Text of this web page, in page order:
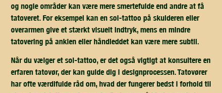
og nogle områder kan være mere smertefulde end andre at få
tatoveret. For eksempel kan en sol-tattoo på skulderen eller
overarmen give et stærkt visuelt indtryk, mens en mindre
tatovering på anklen eller håndleddet kan være mere subtil.
Når du vælger et sol-tattoo, er det også vigtigt at konsultere en
erfaren tatovør, der kan guide dig i designprocessen. Tatovører
har ofte værdifulde råd om, hvad der fungerer bedst i forhold til